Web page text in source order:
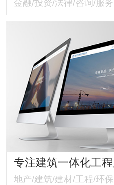
金融/投资/法律/咨询/服务
地产/建筑/建材/工程/环保